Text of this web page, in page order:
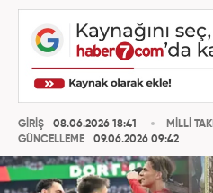
GİRİŞ
08.06.2026 18:41
GÜNCELLEME
09.06.2026 09:42
MİLLİ